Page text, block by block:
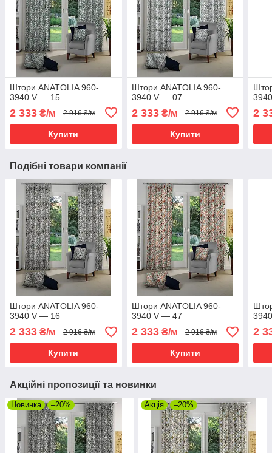
Штори ANATOLIA 960-
3940 V — 15
2 333 ₴/м 2 916 ₴/м
Купити
Штори ANATOLIA 960-
3940 V — 07
2 333₴/м 2 916 ₴/м
Купити
2
Подібні товари компанії
Штори ANATOLIA 960-
3940 V — 16
2 333 ₴/м 2 916 ₴/м
Купити
Штори ANATOLIA 960-
3940 V — 47
2 333₴/м 2 916 ₴/м
Купити
2
Акційні пропозиції та новинки
Новинка –20% Акція –20%